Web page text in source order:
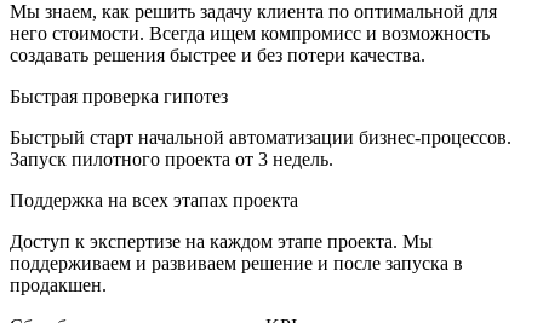
Мы знаем, как решить задачу клиента по оптимальной для
него стоимости. Всегда ищем компромисс и возможность
создавать решения быстрее и без потери качества.
Быстрая проверка гипотез
Быстрый старт начальной автоматизации бизнес-процессов.
Запуск пилотного проекта от 3 недель.
Поддержка на всех этапах проекта
Доступ к экспертизе на каждом этапе проекта. Мы
поддерживаем и развиваем решение и после запуска в
продакшен.